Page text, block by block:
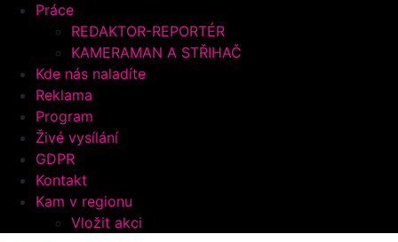
Práce
REDAKTOR-REPORTÉR
KAMERAMAN A STŘIHAČ
Kde nás naladíte
Reklama
Program
Živé vysílání
GDPR
Kontakt
Kam v regionu
Vložit akci